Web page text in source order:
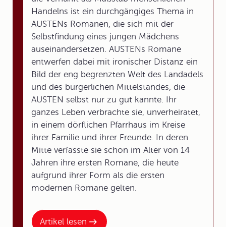
Artikel lesen
Handelns ist ein durchgängiges Thema in
AUSTENs Romanen, die sich mit der
Selbstfindung eines jungen Mädchens
auseinandersetzen. AUSTENs Romane
entwerfen dabei mit ironischer Distanz ein
Bild der eng begrenzten Welt des Landadels
und des bürgerlichen Mittelstandes, die
AUSTEN selbst nur zu gut kannte. Ihr
ganzes Leben verbrachte sie, unverheiratet,
in einem dörflichen Pfarrhaus im Kreise
ihrer Familie und ihrer Freunde. In deren
Mitte verfasste sie schon im Alter von 14
Jahren ihre ersten Romane, die heute
aufgrund ihrer Form als die ersten
modernen Romane gelten.